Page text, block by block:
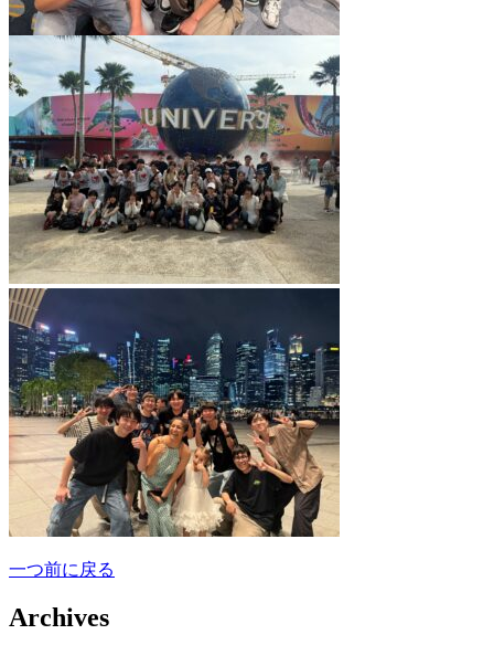
一つ前に戻る
Archives